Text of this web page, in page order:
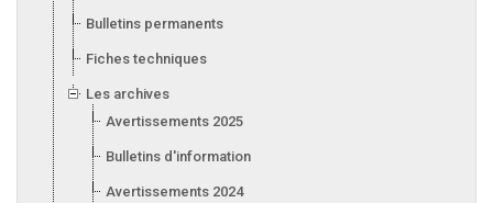
Bulletins permanents
Fiches techniques
Les archives
Avertissements 2025
Bulletins d'information 2025
Avertissements 2024